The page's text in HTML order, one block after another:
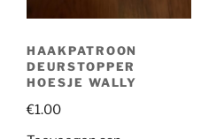
Boekenleggers
HAAKPATROON
DEURSTOPPER
HOESJE WALLY
€1.00